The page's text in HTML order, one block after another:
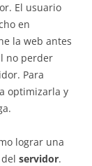
El usuario
en
la web antes
no perder
Para
optimizarla y
lograr una
servidor.